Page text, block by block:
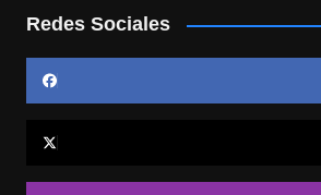
Redes Sociales